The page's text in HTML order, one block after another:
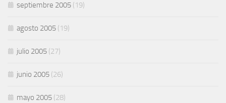
septiembre 2005 (19)
agosto 2005 (19)
julio 2005 (27)
junio 2005 (26)
mayo 2005 (28)